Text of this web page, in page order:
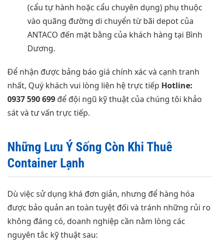
(cẩu tự hành hoặc cẩu chuyên dụng) phụ thuộc
vào quãng đường di chuyển từ bãi depot của
ANTACO đến mặt bằng của khách hàng tại Bình
Dương.
Để nhận được bảng báo giá chính xác và cạnh tranh
nhất, Quý khách vui lòng liên hệ trực tiếp Hotline:
0937 590 699 để đội ngũ kỹ thuật của chúng tôi khảo
sát và tư vấn trực tiếp.
Những Lưu Ý Sống Còn Khi Thuê
Container Lạnh
Dù việc sử dụng khá đơn giản, nhưng để hàng hóa
được bảo quản an toàn tuyệt đối và tránh những rủi ro
không đáng có, doanh nghiệp cần nằm lòng các
nguyên tắc kỹ thuật sau: